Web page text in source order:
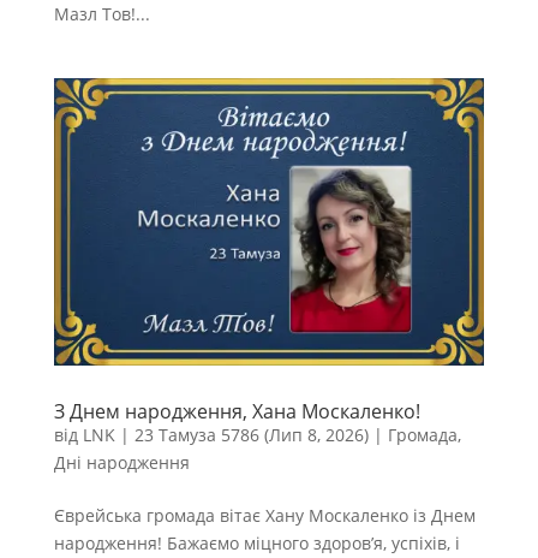
Мазл Тов!...
З Днем народження, Хана Москаленко!
від LNK| 23 Тамуза 5786 (Лип 8, 2026)| Громада,
Дні народження
Єврейська громада вітає Хану Москаленко із Днем
народження! Бажаємо міцного здоров’я, успіхів, і